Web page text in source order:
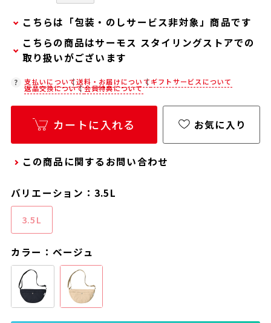
こちらは「包装・のしサービス非対象」商品です
当商品は弊社でのお包みには対応しておりませ
ん。
お客様ご自身で包装する際にお使いいただけるギ
フト用品をご用意しておりますので、セルフラッ
ピング用のギフトバッグや手提げ袋が必要な場合
は、以下より合わせてご購入ください。
通常商品用ギフト用品
パーソナライズサービス用ギフト用品
こちらの商品はサーモス スタイリングストアでの
取り扱いがございます
在庫状況につきましては、各店舗までお電話にて
ご確認ください。
店舗紹介ページ
支払いについて送料・お届けについてギフトサービスについて
返品交換について会員特典について
カートに入れる お気に入り
この商品に関するお問い合わせ
バリエーション：3.5L
3.5L
カラー：ベージュ